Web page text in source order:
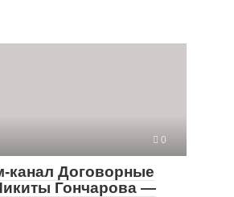
0
канал Договорные
Гончарова —